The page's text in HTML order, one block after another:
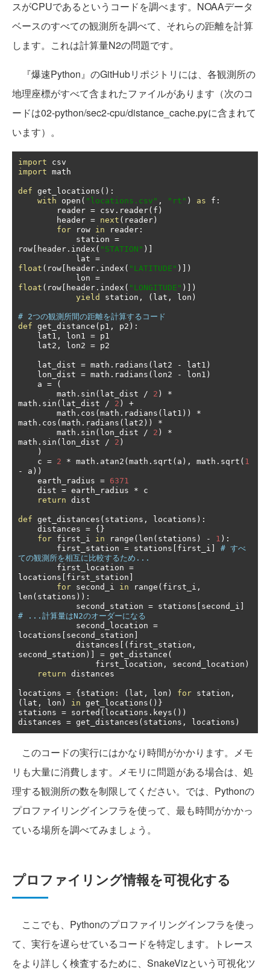
スがCPUであるというコードを調べます。NOAAデータ
ベースのすべての観測所を調べて、それらの距離を計算
します。これは計算量N2の問題です。
『爆速Python』のGitHubリポジトリには、各観測所の
地理座標がすべて含まれたファイルがあります（次のコ
ードは02-python/sec2-cpu/distance_cache.pyに含まれて
います）。
import
import math
def get_locations ():
with open ( "locations.csv" , "rt" ) as f :
        reader
= csv . reader( f )
        header
= next ( reader )
for row in reader :
            station
=
row
header . index ( "STATION" )]
            lat
=
float ( row header . index ( "LATITUDE" )])
            lon
=
float ( row header . index ( "LONGITUDE" )])
yield
station , ( lat , lon )
# 2つの観測所間の距離を計算するコード
def get_distance ( p1 , p2 ):
    lat1
, lon1 = p1
    lat2
, lon2 = p2
    lat_dist
= math . radians ( lat2 - lat1 )
    lon_dist
= math . radians ( lon2 - lon1 )
    a
=
(
        math
. sin ( lat_dist / 2 )
*
math . sin ( lat_dist / 2 )
+
        math
. cos ( math . radians ( lat1 ))
*
math . cos ( math . radians ( lat2 ))
*
        math
. sin ( lon_dist / 2 )
*
math . sin ( lon_dist / 2 )
)
    c
= 2 * math . atan2 ( math . sqrt ( a ), math . sqrt ( 1
-
a ))
    earth_radius
= 6371
    dist
= earth_radius * c
return dist
def get_distances ( stations , locations ):
    distances
= {}
for first_i in range ( len ( stations ) - 1 ):
        first_station
= stations first_i
# すべ
ての観測所を相互に比較するため...
        first_location
=
locations
first_station
for second_i in range ( first_i ,
len ( stations )):
            second_station
= stations second_i
# ...計算量はN2のオーダーになる
            second_location
=
locations
second_station
            distances
[( first_station ,
second_station )] = get_distance (
                first_location
, second_location )
return distances
locations = { station : ( lat , lon ) for station ,
( lat , lon ) in get_locations ()}
stations = sorted ( locations . keys ())
distances = get_distances ( stations , locations )
このコードの実行にはかなり時間がかかります。メモ
リも大量に消費します。メモリに問題がある場合は、処
理する観測所の数を制限してください。では、Pythonの
プロファイリングインフラを使って、最も時間がかかっ
ている場所を調べてみましょう。
プロファイリング情報を可視化する
ここでも、Pythonのプロファイリングインフラを使っ
て、実行を遅らせているコードを特定します。トレース
をより詳しく検査するために、SnakeVizという可視化ツ